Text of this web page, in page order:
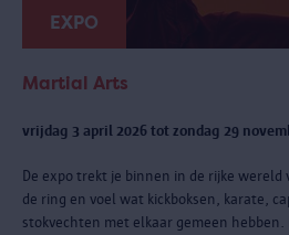
EXPO
Martial Arts
vrijdag 3 april 2026 tot zondag 29
De expo trekt je binnen in de rijke wereld
de ring en voel wat kickboksen, karate,
stokvechten met elkaar gemeen hebben.